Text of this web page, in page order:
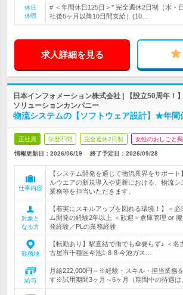
休日
休暇
# ＜年間休日125日＞* 完全週休2日制（水・
社後6ヶ月以降10日間支給）(10…
求人詳細を見る
日本インフォメーション株式会社 | 【設立50周年！
ソリューションカンパニー
物流システムの【ソフトウェア設計】★年
正社員 学歴不問 完全週休2日制 女性のおしごと
情報更新日：2026/06/19 終了予定日： 2026/09/28
仕事内容
【システム開発を通じて物流業界をサポー
ルウエアの新規導入や更新における、物流
業務等を担当いただきます。
対象と
なる方
【着実にスキルアップを図れる環境！】＜
ム開発の経験2年以上 ＜歓迎＞倉庫管理 or
発経験／PLの業務経験
勤務地
【転勤あり】駅直結で雨でも傘要らず♪ ＜名
古屋市千種区今池1-8-8 今池ガス…
給与
月給222,000円～※経験・スキル・担当業務
す※試用期間3ヶ月～6ヶ月（期間中の待遇は